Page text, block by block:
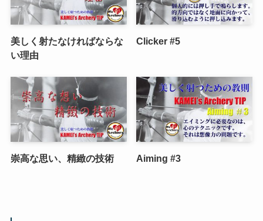
美しく射たなければならな
い理由
Clicker #5
崇高な思い、精緻の技術 Aiming #3